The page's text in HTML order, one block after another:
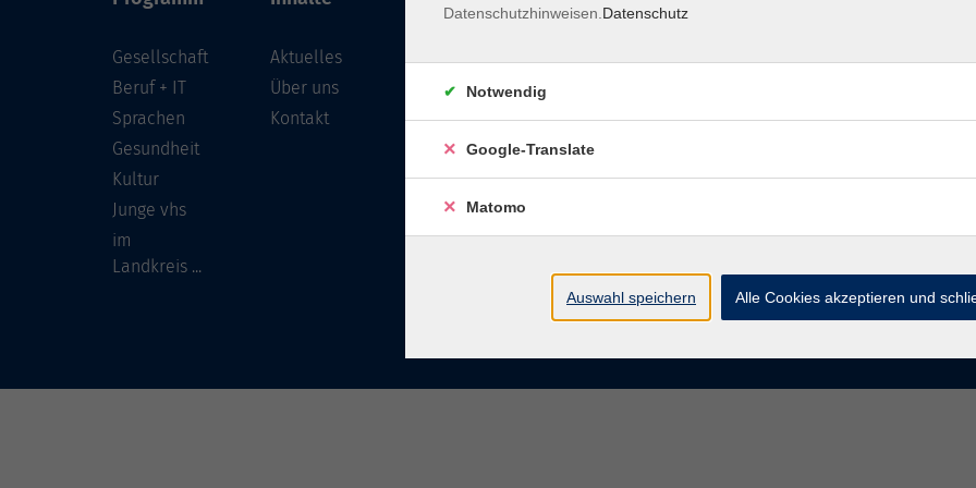
Gesellschaft
Beruf + IT
Sprachen
Gesundheit
Kultur
Junge vhs
im
Landkreis ...
Aktuelles
Über uns
Kontakt
96450 Coburg
info@vhs-coburg.de
Tel: 09561 8825-0
Datenschutzhinweisen. Datenschutz
Notwendig
Google-Translate
Matomo
Auswahl speichern Alle Cookies akzeptieren und